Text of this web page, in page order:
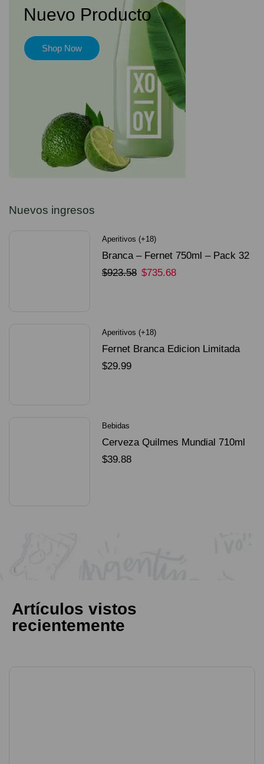
Nuevo Producto
Shop Now
Nuevos ingresos
Aperitivos (+18)
Branca – Fernet 750ml – Pack 32
Unidades
$923.58 $735.68
Aperitivos (+18)
Fernet Branca Edicion Limitada
Dorado Mundial
$29.99
Bebidas
Cerveza Quilmes Mundial 710ml
packX4
$39.88
Artículos vistos
recientemente